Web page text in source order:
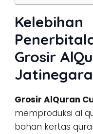
Kelebihan
Grosir
Grosir AlQuran
memproduksi al
bahan kertas